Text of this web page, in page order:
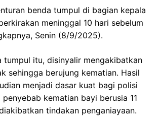
benda tumpul di bagian kepala
meninggal 10 hari sebelum
Senin (8/9/2025).
tumpul itu, disinyalir mengakibatkan
sehingga berujung kematian. Hasil
menjadi dasar kuat bagi polisi
kematian bayi berusia 11
tindakan penganiayaan.